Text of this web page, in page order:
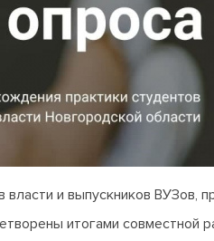
и выпускников ВУЗов,
итогами совместной